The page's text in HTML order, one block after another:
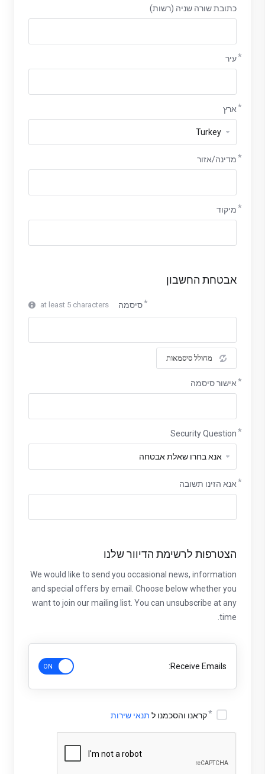
כתובת שורה שניה (רשות)
עיר
ארץ
מדינה/אזור
מיקוד
אבטחת החשבון
סיסמה at least 5 characters
מחולל סיסמאות
אישור סיסמה
Security Question
אנא הזינו תשובה
הצטרפות לרשימת הדיוור שלנו
We would like to send you occasional news, information
and special offers by email. Choose below whether you
want to join our mailing list. You can unsubscribe at any
time.
Receive Emails:
קראנו והסכמנו ל תנאי שירות